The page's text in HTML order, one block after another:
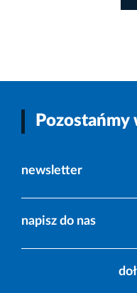
newsletter
napisz do nas